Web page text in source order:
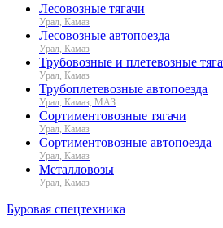
Лесовозные тягачи
Урал, Камаз
Лесовозные автопоезда
Урал, Камаз
Трубовозные и плетевозные
Урал, Камаз
Трубоплетевозные автопоезда
Урал, Камаз, МАЗ
Сортиментовозные тягачи
Урал, Камаз
Сортиментовозные автопоезда
Урал, Камаз
Металловозы
Урал, Камаз
Буровая спецтехника